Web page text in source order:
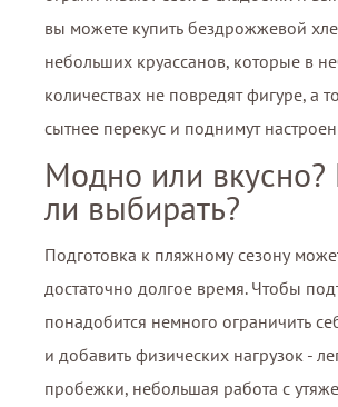
вы можете купить бездрожжевой
небольших круассанов, которые в
количествах не повредят фигуре, а
сытнее перекус и поднимут
Модно или
ли выбирать?
Подготовка к пляжному сезону
достаточно долгое время. Чтобы
понадобится немного ограничить
и добавить физических нагрузок -
пробежки, небольшая работа с